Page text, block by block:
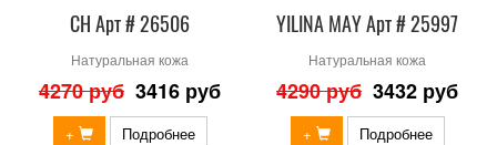
СН Арт # 26506
Натуральная кожа
4270 руб 3416 руб
+ Подробнее
YILINA MAY Арт # 25997
Натуральная кожа
4290 руб 3432 руб
+ Подробнее